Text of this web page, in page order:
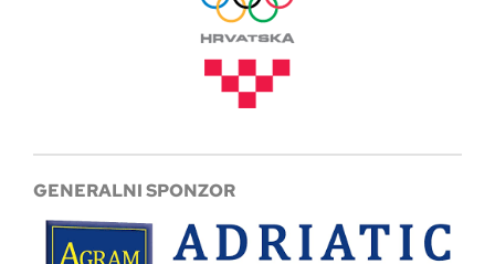
GENERALNI SPONZOR